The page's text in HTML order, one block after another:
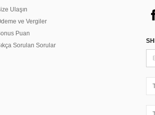
Ulaşın
ve Vergiler
Puan
Sorulan Sorular